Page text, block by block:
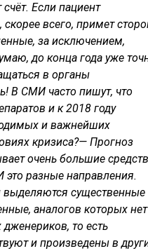
Если пациент
всего, примет
за исключением,
до конца года уже
в органы
В СМИ часто пишут, что
и к 2018 году
и важнейших
кризиса?— Прогноз
очень большие
разные направления.
существенные
аналогов которых нет
то есть
и произведены в